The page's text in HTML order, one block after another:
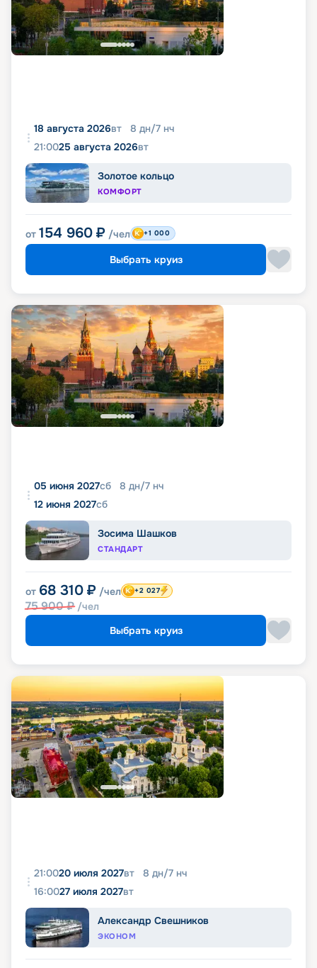
18 августа 2026вт 8 дн/7 нч
21:0025 августа 2026вт
Золотое кольцо
КОМФОРТ
от 154 960 ₽ /чел +1 000
Выбрать круиз
05 июня 2027сб 8 дн/7 нч
12 июня 2027сб
Зосима Шашков
СТАНДАРТ
от 68 310 ₽ /чел
75 900₽ /чел
+2 027
Выбрать круиз
21:0020 июля 2027вт 8 дн/7 нч
16:0027 июля 2027вт
Александр Свешников
ЭКОНОМ